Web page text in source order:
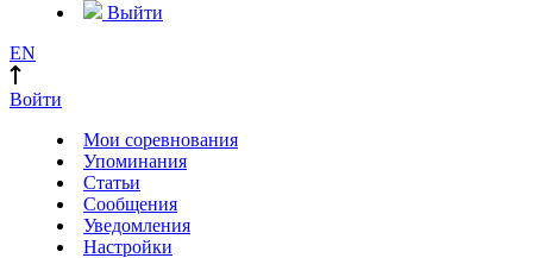
Выйти
EN
Войти
Мои соревнования
Упоминания
Статьи
Сообщения
Уведомления
Настройки